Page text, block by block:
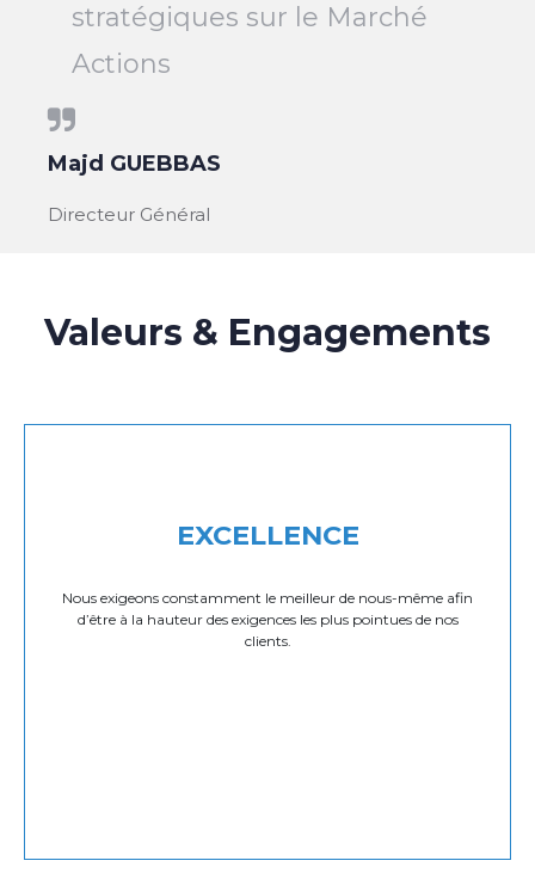
stratégiques sur le Marché
Actions
Majd GUEBBAS
Directeur Général
Valeurs & Engagements
EXCELLENCE
Nous exigeons constamment le meilleur de nous-même afin
d’être à la hauteur des exigences les plus pointues de nos
clients.